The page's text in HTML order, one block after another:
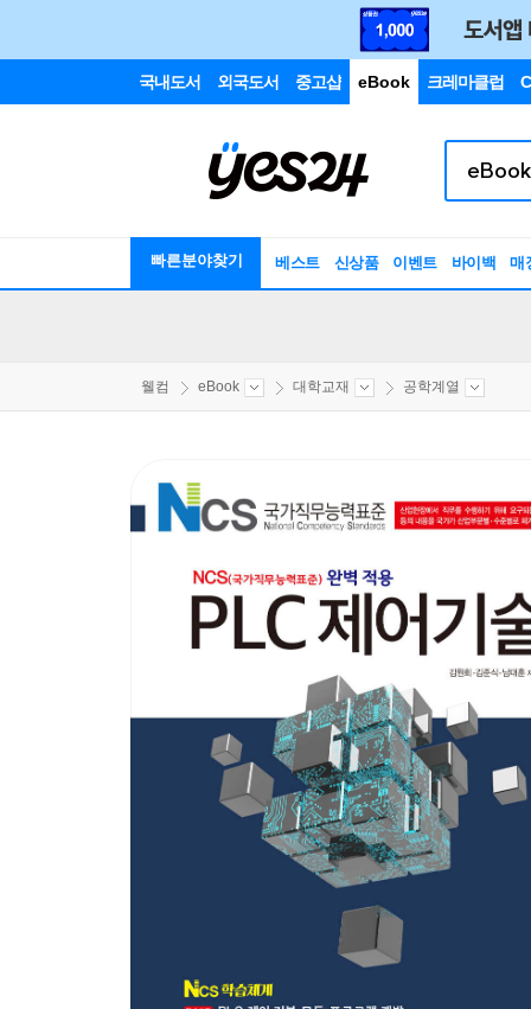
국내도서 외국도서 중고샵 eBook 크레마클럽
빠른분야찾기 베스트 신상품 이벤트 바이백 매
웰컴 eBook 대학교재 공학계열